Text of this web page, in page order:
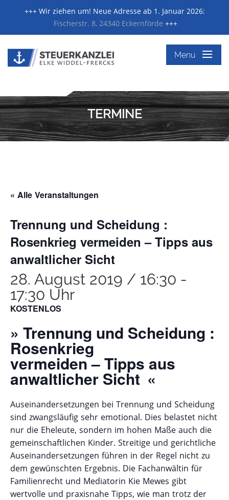
+++ Wir ziehen um! Neue Adresse ab 1. Januar 2026:
Fischerstr. 8, 24340 Eckernförde +++
Menu ≡
TERMINE
« Alle Veranstaltungen
Trennung und Scheidung :
Rosenkrieg vermeiden – Tipps aus
anwaltlicher Sicht
28. August 2019 / 16:30 -
17:30 Uhr
KOSTENLOS
» Trennung und Scheidung :
Rosenkrieg
vermeiden – Tipps aus
anwaltlicher Sicht «
Auseinandersetzungen bei Trennung und Scheidung
sind zwangsläufig sehr emotional. Dies belastet nicht
nur die Eheleute, sondern im hohen Maße auch die
gemeinschaftlichen Kinder. Streitige und gerichtliche
Auseinandersetzungen führen in der Regel nicht zu
dem gewünschten Ergebnis. Die Fachanwältin für
Familienrecht und Mediatorin Kie Mewes gibt
wertvolle und praxisnahe Tipps, wie man trotz der